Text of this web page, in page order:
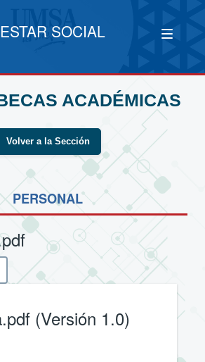
SOCIAL
ACADÉMICAS
Volver a la Sección
PERSONAL
(Versión 1.0)